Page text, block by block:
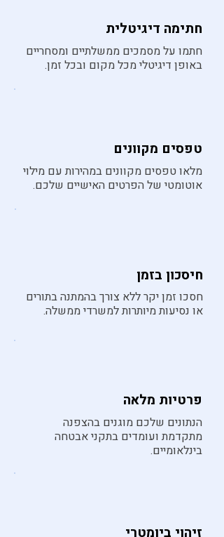
חתימה דיגיטלית
חתמו על מסמכים ממשלתיים ומסחריים
באופן דיגיטלי מכל מקום ובכל זמן.
טפסים מקוונים
מלאו טפסים מקוונים במהירות עם מילוי
אוטומטי של הפרטים האישיים שלכם.
חיסכון בזמן
חסכו זמן יקר ללא צורך בהמתנה בתורים
או נסיעות מיותרות למשרדי ממשלה.
פרטיות מלאה
הנתונים שלכם מוגנים בהצפנה
מתקדמת ועומדים בתקני אבטחה
בינלאומיים.
זיהוי ביומטרי